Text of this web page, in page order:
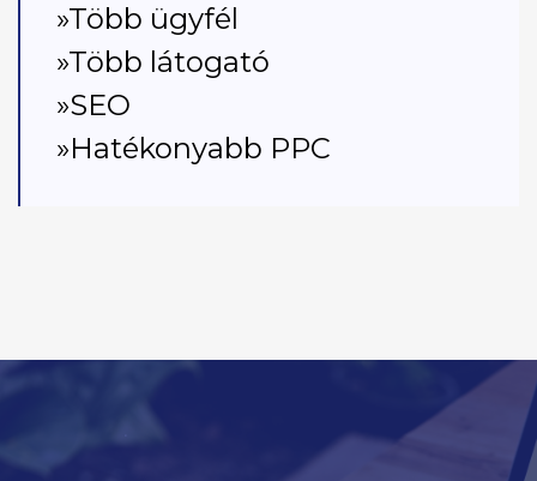
»Több ügyfél
»Több látogató
»SEO
»Hatékonyabb PPC